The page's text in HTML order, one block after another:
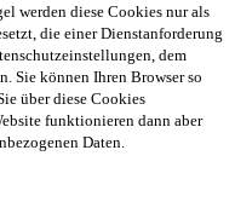
werden diese Cookies nur als
die einer Dienstanforderung
dem
Sie können Ihren Browser so
über diese Cookies
funktionieren dann aber
Daten.